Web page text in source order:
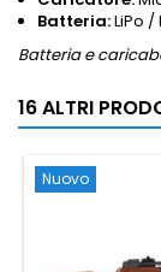
Batteria:LiPo /
Batteria e
16 ALTRI
Nuovo